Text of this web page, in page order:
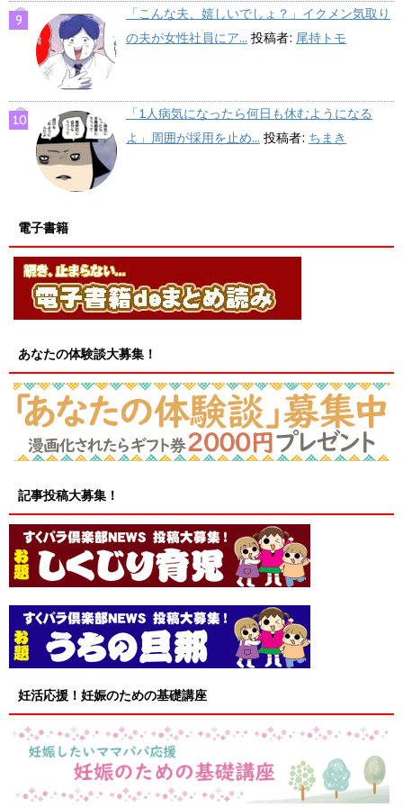
「こんな夫、嬉しいでしょ？」イクメン気取り
の夫が女性社員にア... 投稿者: 尾持トモ
「1人病気になったら何日も休むようになる
よ」周囲が採用を止め... 投稿者: ちまき
電子書籍
あなたの体験談大募集！
記事投稿大募集！
妊活応援！妊娠のための基礎講座